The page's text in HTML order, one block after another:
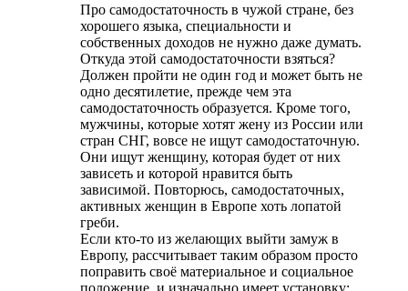
Про самодостаточность в чужой стране, без
хорошего языка, специальности и
собственных доходов не нужно даже думать.
Откуда этой самодостаточности взяться?
Должен пройти не один год и может быть не
одно десятилетие, прежде чем эта
самодостаточность образуется. Кроме того,
мужчины, которые хотят жену из России или
стран СНГ, вовсе не ищут самодостаточную.
Они ищут женщину, которая будет от них
зависеть и которой нравится быть
зависимой. Повторюсь, самодостаточных,
активных женщин в Европе хоть лопатой
греби.
Если кто-то из желающих выйти замуж в
Европу, рассчитывает таким образом просто
поправить своё материальное и социальное
положение, и изначально имеет установку: